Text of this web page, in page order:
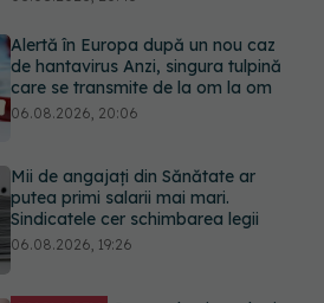
putea primi salarii mai mari.
Sindicatele cer schimbarea legii
06.08.2026, 19:26
care pot fi tratate fără operație. Dr.
Sorin Bogdan (SANADOR): Chirurgia
este indicată doar punctual, pentru
anumite categorii de paciente